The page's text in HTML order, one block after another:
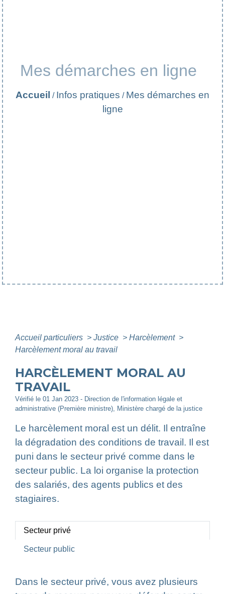
Mes démarches en ligne
Accueil / Infos pratiques / Mes démarches en
ligne
Accueil particuliers > Justice > Harcèlement >
Harcèlement moral au travail
HARCÈLEMENT MORAL AU
TRAVAIL
Vérifié le 01 Jan 2023 - Direction de l'information légale et
administrative (Première ministre), Ministère chargé de la justice
Le harcèlement moral est un délit. Il entraîne
la dégradation des conditions de travail. Il est
puni dans le secteur privé comme dans le
secteur public. La loi organise la protection
des salariés, des agents publics et des
stagiaires.
Secteur privé
Secteur public
Dans le secteur privé, vous avez plusieurs